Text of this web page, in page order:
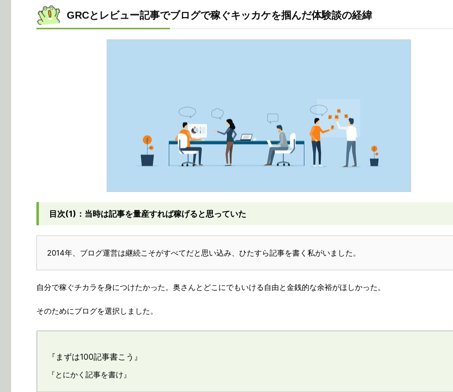
GRCとレビュー記事でブログで稼ぐキッカケを掴んだ体験談の経緯
目次(1)：当時は記事を量産すれば稼げると思っていた
2014年、ブログ運営は継続こそがすべてだと思い込み、ひたすら記事を書く私がいました。
自分で稼ぐチカラを身につけたかった。奥さんとどこにでもいける自由と金銭的な余裕がほしかった。
そのためにブログを選択しました。
『まずは100記事書こう』
『とにかく記事を書け』